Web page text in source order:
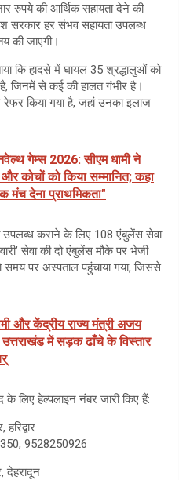
रुपये की आर्थिक सहायता देने की
सरकार हर संभव सहायता उपलब्ध
की जाएगी।
कि हादसे में घायल 35 श्रद्धालुओं को
है, जिनमें से कई की हालत गंभीर है।
किया गया है, जहां उनका इलाज
गेम्स 2026: सीएम धामी ने
कोचों को किया सम्मानित; कहा
मंच देना प्राथमिकता"
उपलब्ध कराने के लिए 108 एंबुलेंस सेवा
सेवा की दो एंबुलेंस मौके पर भेजी
पर अस्पताल पहुंचाया गया, जिससे
और केंद्रीय राज्य मंत्री अजय
में सड़क ढाँचे के विस्तार
के लिए हेल्पलाइन नंबर जारी किए हैं:
9528250926
देहरादून